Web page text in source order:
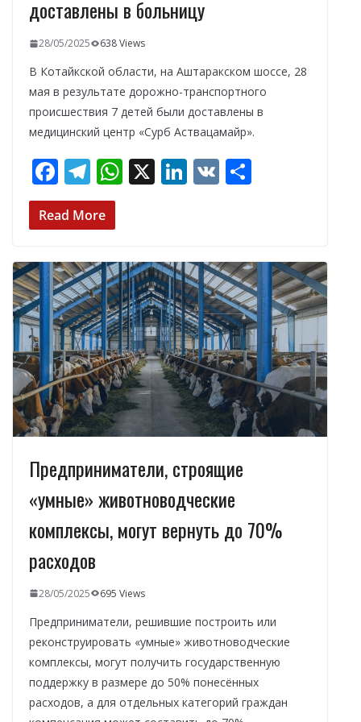
доставлены в больницу
28/05/2025 638 Views
В Котайкской области, на Аштаракском шоссе, 28
мая в результате дорожно-транспортного
происшествия 7 детей были доставлены в
медицинский центр «Сурб Аствацамайр».
F
ac
e
o
o
k
T
el
e
a
m
W
A
p
p
X Li
dI
n
V
а
в
и
т
ь
Read More
Предприниматели, строящие
«умные» животноводческие
комплексы, могут вернуть до 70%
расходов
28/05/2025 695 Views
Предприниматели, решившие построить или
реконструировать «умные» животноводческие
комплексы, могут получить государственную
поддержку в размере до 50% понесённых
расходов, а для отдельных категорий граждан